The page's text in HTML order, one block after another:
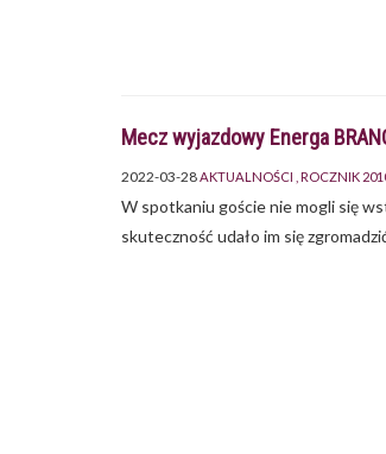
Mecz wyjazdowy Energa
2022-03-28AKTUALNOŚCI ROCZNIK
W spotkaniu goście nie mogli się
skuteczność udało im się